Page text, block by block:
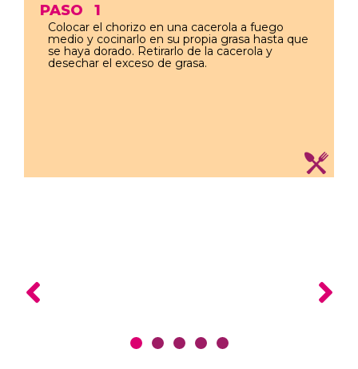
PASO 1
Colocar el chorizo en una cacerola a fuego
medio y cocinarlo en su propia grasa hasta que
se haya dorado. Retirarlo de la cacerola y
desechar el exceso de grasa.